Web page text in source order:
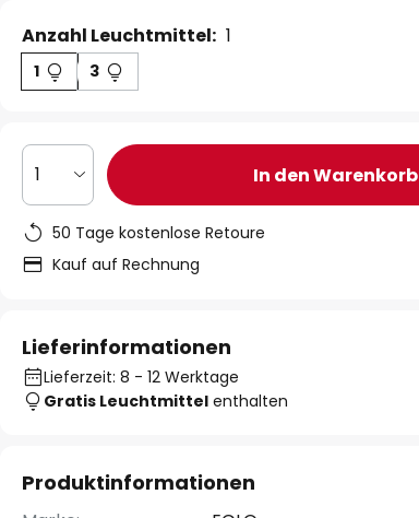
Anzahl Leuchtmittel: 1
1 3
1 In den Warenkorb
50 Tage kostenlose Retoure
Kauf auf Rechnung
Lieferinformationen
Lieferzeit: 8 - 12 Werktage
Gratis Leuchtmittel enthalten
Produktinformationen